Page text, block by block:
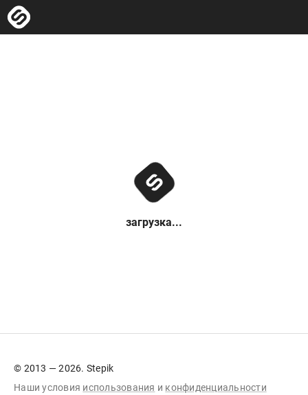
загрузка...
© 2013 — 2026. Stepik
Наши условия использования и конфиденциальности